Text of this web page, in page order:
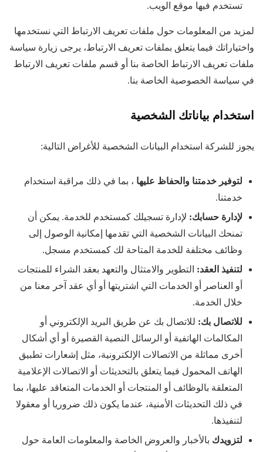
تستخدم فيها موقع الويب.
لمزيد من المعلومات حول ملفات تعريف الارتباط التي نستخدمها
واختياراتك فيما يتعلق بملفات تعريف الارتباط، يرجى زيارة سياسة
ملفات تعريف الارتباط الخاصة بنا أو قسم ملفات تعريف الارتباط
في سياسة الخصوصية الخاصة بنا.
استخدام بياناتك الشخصية
يجوز للشركة استخدام البيانات الشخصية للأغراض التالية:
لتوفير خدمتنا والحفاظ عليها ، بما في ذلك مراقبة استخدام
خدمتنا.
لإدارة حسابك: لإدارة تسجيلك كمستخدم للخدمة. يمكن أن
تمنحك البيانات الشخصية التي تقدمها إمكانية الوصول إلى
وظائف مختلفة للخدمة المتاحة لك كمستخدم مسجل.
لتنفيذ العقد: التطوير والامتثال والتعهد بعقد الشراء للمنتجات
أو العناصر أو الخدمات التي اشتريتها أو أي عقد آخر معنا من
خلال الخدمة.
للاتصال بك: للاتصال بك عن طريق البريد الإلكتروني أو
المكالمات الهاتفية أو الرسائل النصية القصيرة أو أي أشكال
أخرى مماثلة من الاتصالات الإلكترونية، مثل إشعارات تطبيق
الهاتف المحمول فيما يتعلق بالتحديثات أو الاتصالات الإعلامية
المتعلقة بالوظائف أو المنتجات أو الخدمات المتعاقد عليها، بما
في ذلك التحديثات الأمنية، عندما يكون ذلك ضروريا أو معقولا
لتنفيذها.
لتزويدك بالأخبار والعروض الخاصة والمعلومات العامة حول